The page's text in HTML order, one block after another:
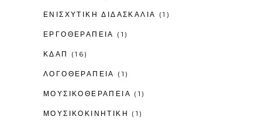
ΕΝΙΣΧΥΤΙΚΉ ΔΙΔΑΣΚΑΛΊΑ (1)
ΕΡΓΟΘΕΡΑΠΕΊΑ (1)
ΚΔΑΠ (16)
ΛΟΓΟΘΕΡΑΠΕΊΑ (1)
ΜΟΥΣΙΚΟΘΕΡΑΠΕΊΑ (1)
ΜΟΥΣΙΚΟΚΙΝΗΤΙΚΉ (1)